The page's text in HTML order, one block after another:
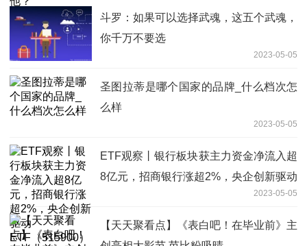
斗罗：如果可以选择武魂，这五个武魂，
你千万不要选
2023-05-05
圣图拉蒂是哪个国家的品牌_什么档次怎
么样
2023-05-05
ETF观察丨银行板块获主力资金净流入超
8亿元，招商银行涨超2%，央企创新驱动
ETF（515900）盘中溢价|环球报资讯
2023-05-05
【天天聚看点】《表白吧！在毕业前》主